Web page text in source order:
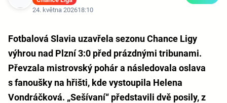
24. května 202618:10
Fotbalová Slavia uzavřela sezonu Chance Ligy
výhrou nad Plzní 3:0 před prázdnými tribunami.
Převzala mistrovský pohár a následovala oslava
s fanoušky na hřišti, kde vystoupila Helena
Vondráčková. „Sešívaní“ představili dvě posily, z